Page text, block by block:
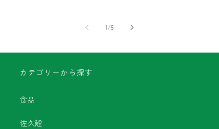
1/の
5
カテゴリーから探す
食品
佐久鯉